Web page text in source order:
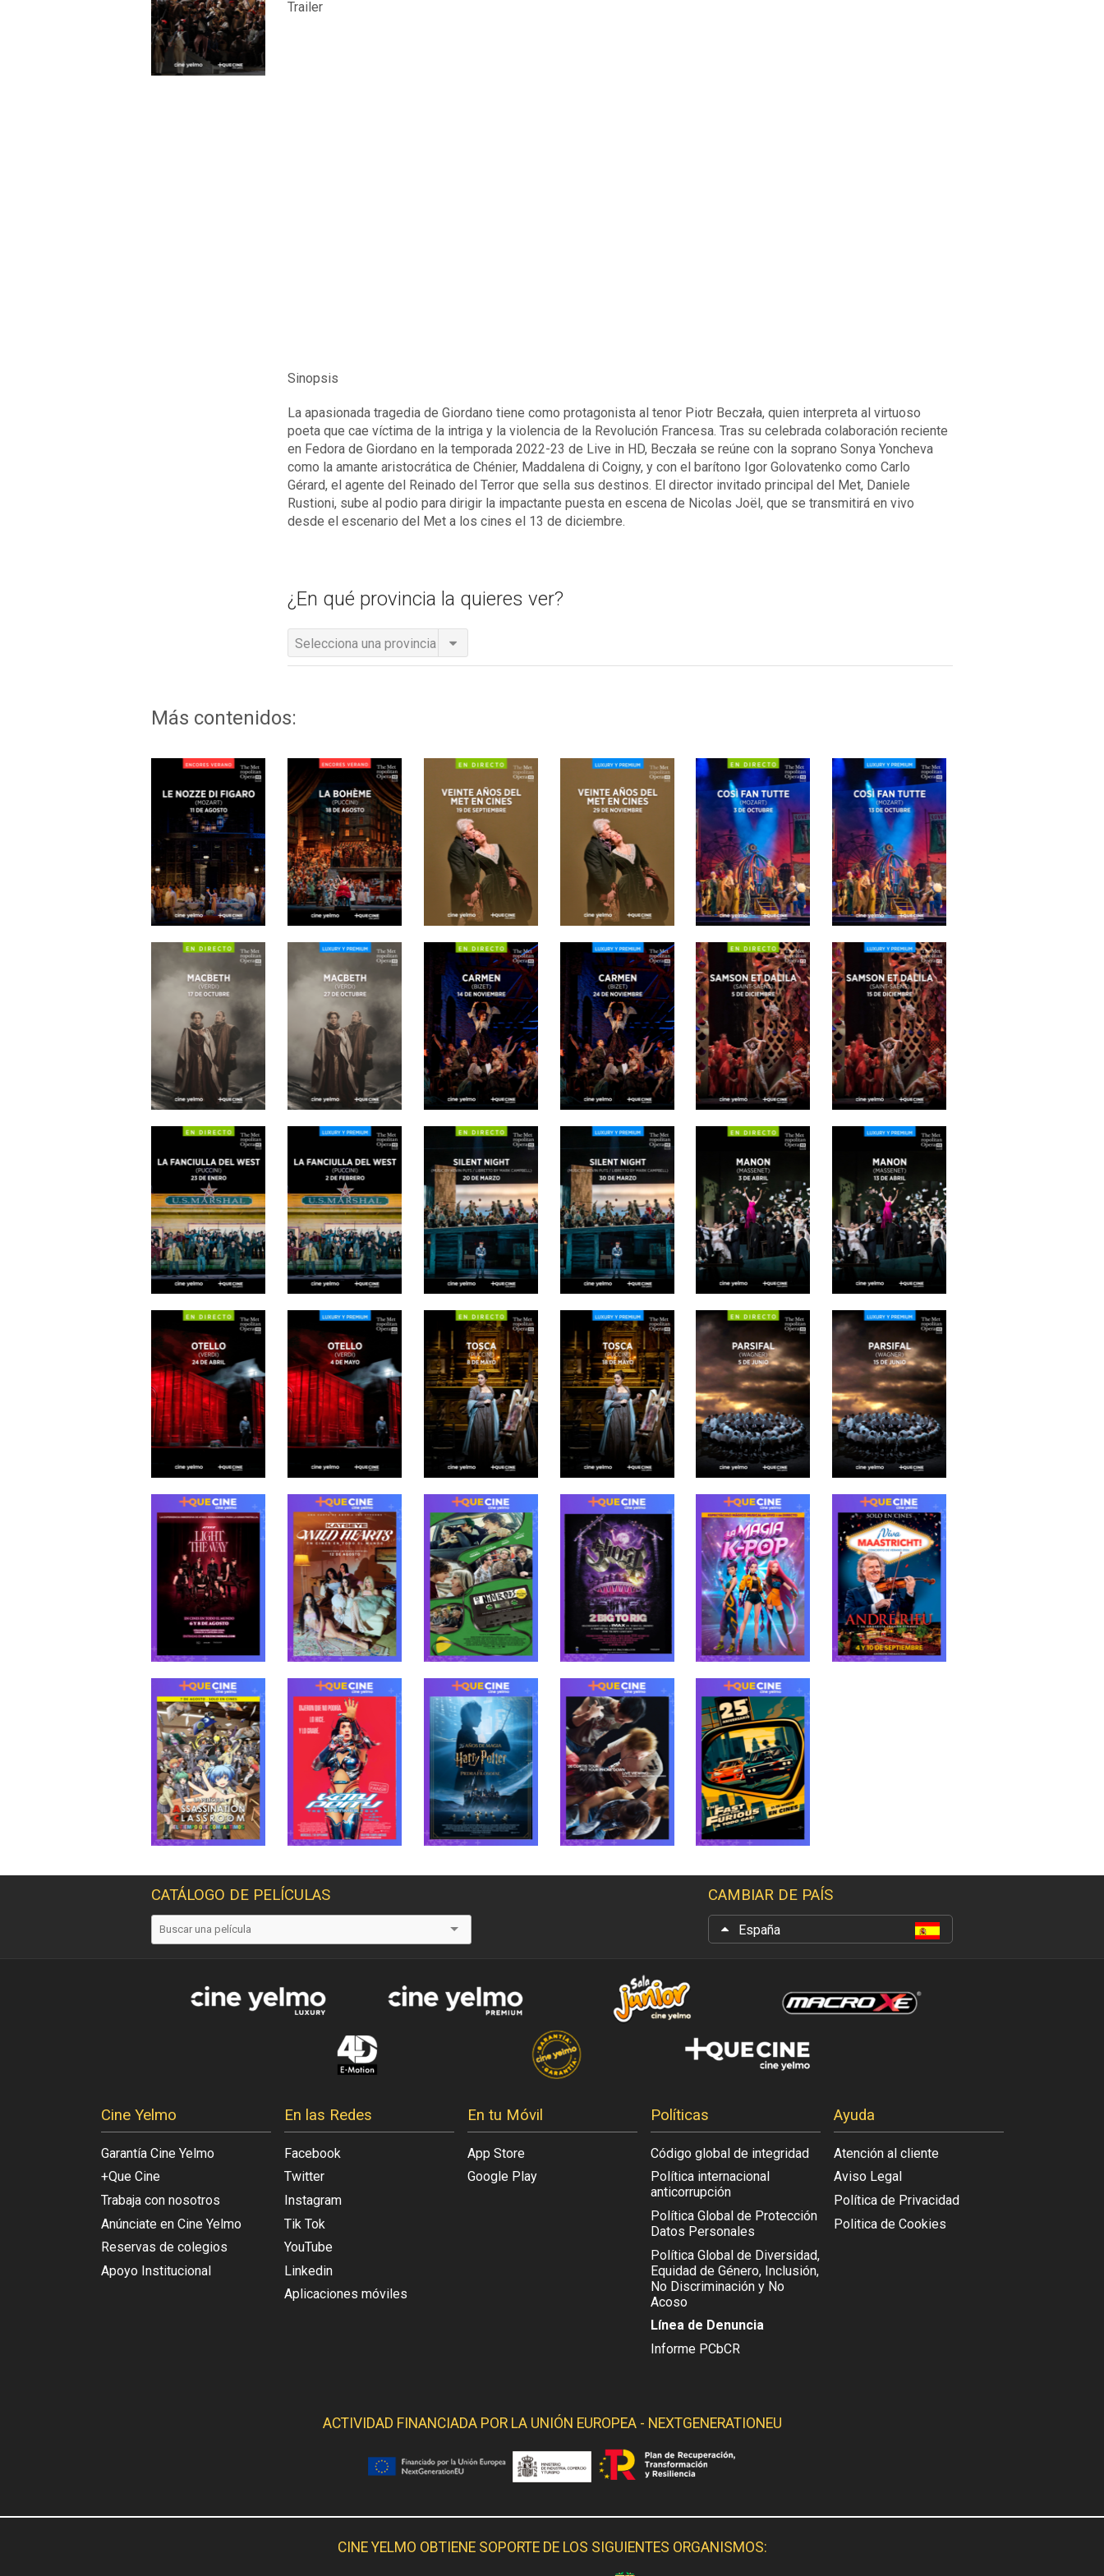
Trailer
Sinopsis
La apasionada tragedia de Giordano tiene como protagonista al tenor Piotr Beczała, quien interpreta al virtuoso
poeta que cae víctima de la intriga y la violencia de la Revolución Francesa. Tras su celebrada colaboración reciente
en Fedora de Giordano en la temporada 2022-23 de Live in HD, Beczała se reúne con la soprano Sonya Yoncheva
como la amante aristocrática de Chénier, Maddalena di Coigny, y con el barítono Igor Golovatenko como Carlo
Gérard, el agente del Reinado del Terror que sella sus destinos. El director invitado principal del Met, Daniele
Rustioni, sube al podio para dirigir la impactante puesta en escena de Nicolas Joël, que se transmitirá en vivo
desde el escenario del Met a los cines el 13 de diciembre.
¿En qué provincia la quieres ver?
Selecciona una provincia
Más contenidos:
CATÁLOGO DE PELÍCULAS CAMBIAR DE PAÍS
España
Cine Yelmo
Garantía Cine Yelmo
+Que Cine
Trabaja con nosotros
Anúnciate en Cine Yelmo
Reservas de colegios
Apoyo Institucional
En las Redes
Facebook
Twitter
Instagram
Tik Tok
YouTube
Linkedin
Aplicaciones móviles
En tu Móvil
App Store
Google Play
Políticas
Código global de integridad
Política internacional
anticorrupción
Política Global de Protección
Datos Personales
Política Global de Diversidad,
Equidad de Género, Inclusión,
No Discriminación y No
Acoso
Línea de Denuncia
Informe PCbCR
Ayuda
Atención al cliente
Aviso Legal
Política de Privacidad
Politica de Cookies
ACTIVIDAD FINANCIADA POR LA UNIÓN EUROPEA - NEXTGENERATIONEU
CINE YELMO OBTIENE SOPORTE DE LOS SIGUIENTES ORGANISMOS: